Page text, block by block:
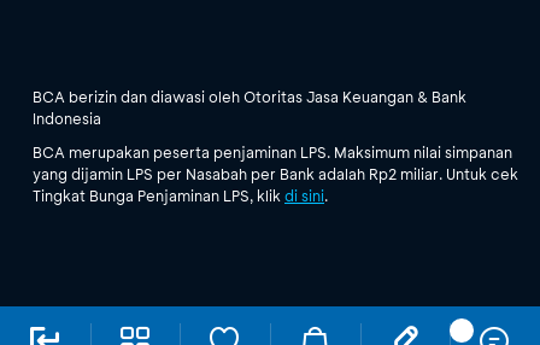
BCA berizin dan diawasi oleh Otoritas Jasa Keuangan & Bank
Indonesia
BCA merupakan peserta penjaminan LPS. Maksimum nilai simpanan
yang dijamin LPS per Nasabah per Bank adalah Rp2 miliar. Untuk cek
Tingkat Bunga Penjaminan LPS, klik di sini.